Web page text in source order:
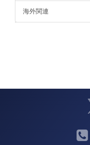
海外関連